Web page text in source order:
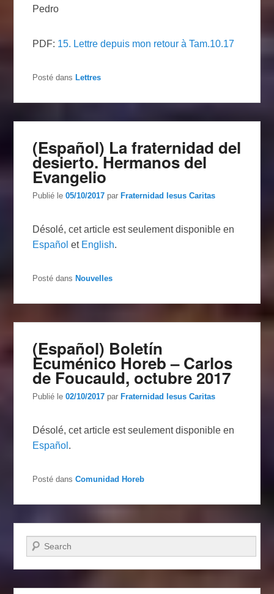
Pedro
PDF: 15. Lettre depuis mon retour à Tam.10.17
Posté dans Lettres
(Español) La fraternidad del
desierto. Hermanos del
Evangelio
Publié le05/10/2017 par Fraternidad Iesus Caritas
Désolé, cet article est seulement disponible en
Español et English.
Posté dans Nouvelles
(Español) Boletín
Ecuménico Horeb – Carlos
de Foucauld, octubre 2017
Publié le02/10/2017 par Fraternidad Iesus Caritas
Désolé, cet article est seulement disponible en
Español .
Posté dans Comunidad Horeb
Recherche